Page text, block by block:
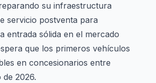
su infraestructura
servicio postventa para
entrada sólida en el mercado
que los primeros vehículos
en concesionarios entre
2026.